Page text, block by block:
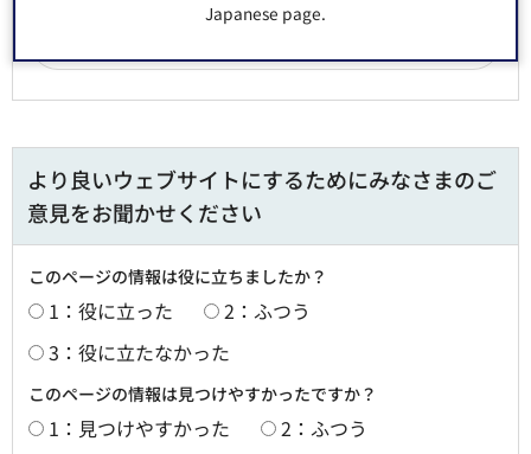
Japanese page.
より良いウェブサイトにするためにみなさまのご
意見をお聞かせください
このページの情報は役に立ちましたか？
1：役に立った
2：ふつう
3：役に立たなかった
このページの情報は見つけやすかったですか？
1：見つけやすかった
2：ふつう